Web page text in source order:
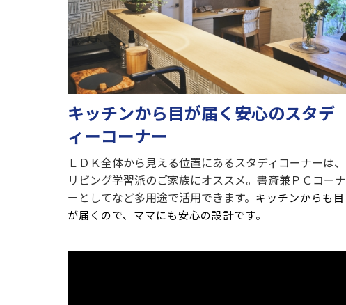
キッチンから目が届く安心のスタデ
ィーコーナー
ＬＤＫ全体から見える位置にあるスタディコーナーは、
リビング学習派のご家族にオススメ。書斎兼ＰＣコーナ
ーとしてなど多用途で活用できます。 キッチンからも目
が届くので、ママにも安心の設計です。